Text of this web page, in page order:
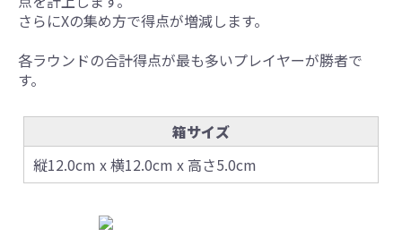
さらにXの集め方で得点が増減します。
各ラウンドの合計得点が最も多いプレイヤーが勝者で
す。
箱サイズ
縦12.0cm x 横12.0cm x 高さ5.0cm